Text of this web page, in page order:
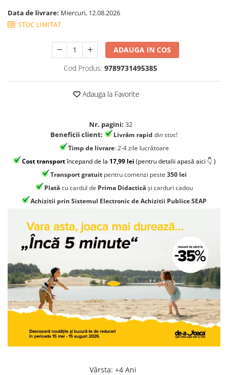
Jocuri invatat limba engleza
Jocuri si jucarii educative
Jucarii interactive
Masinute si trenulete
Roboti de jucarie
Data de livrare: Miercuri, 12.08.2026
STOC LIMITAT
ADAUGA IN COS
Cod Produs: 9789731495385
Adauga la Favorite
Nr. pagini: 32
Beneficii client:
Livrăm rapid din stoc!
Timp de livrare: 2-4 zile lucrătoare
Cost transportîncepand de la 17,99 lei (pentru detalii apasă aici 👇 )
Transport gratuit pentru comenzi peste 350 lei
Platăcu cardul de Prima Didacticăși carduri cadou
Achizitii prin Sistemul Electronic de Achizitii Publice SEAP
Vârsta: +4 Ani